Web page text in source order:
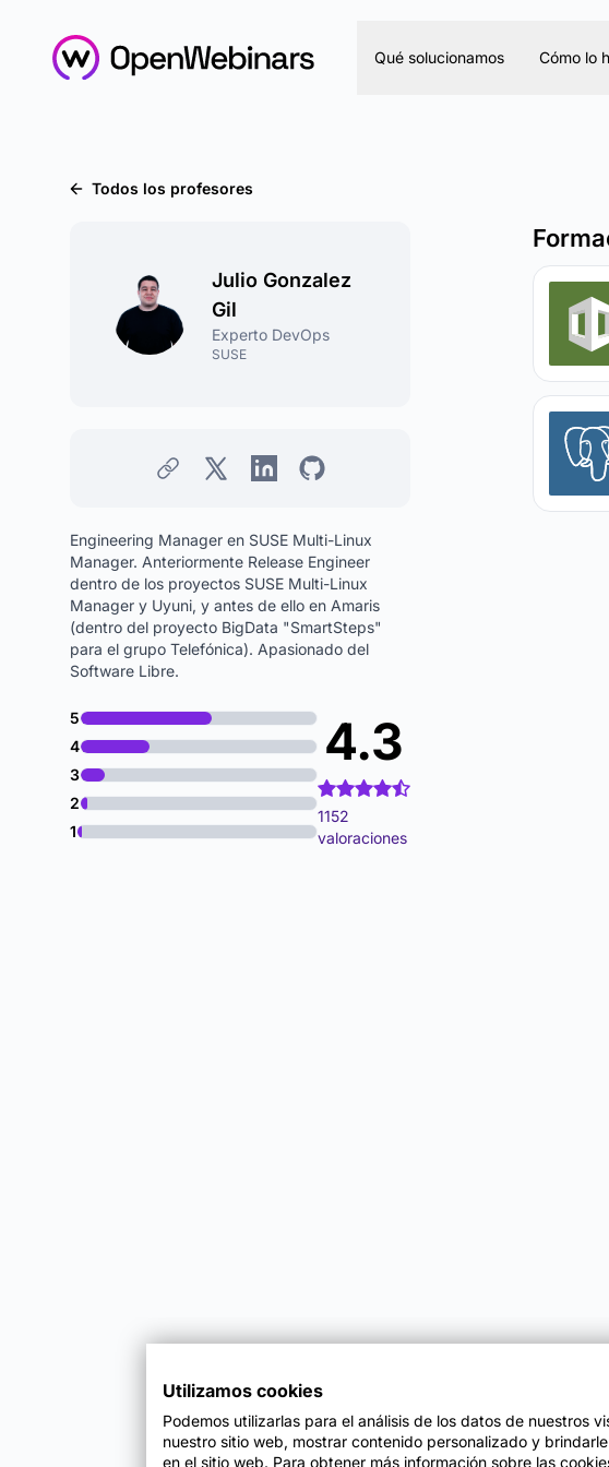
Qué solucionamos Cómo lo
Todos los profesores
Julio Gonzalez
Gil
Experto DevOps
SUSE
Engineering Manager en SUSE Multi-Linux
Manager. Anteriormente Release Engineer
dentro de los proyectos SUSE Multi-Linux
Manager y Uyuni, y antes de ello en Amaris
(dentro del proyecto BigData "SmartSteps"
para el grupo Telefónica). Apasionado del
Software Libre.
4.3
1152
valoraciones
5
4
3
2
1
Utilizamos cookies
Podemos utilizarlas para el análisis de los datos de nuestros
nuestro sitio web, mostrar contenido personalizado y
en el sitio web. Para obtener más información sobre las